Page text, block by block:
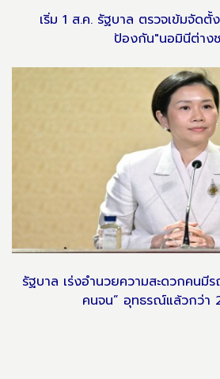
เริ่ม 1 ส.ค. รัฐบาล ตรวจเข้มจัด
ป้องกัน"นอมินีต่าง
รัฐบาล เร่งอำนวยความสะดวกคนมี
คนจน” อุทธรณ์แล้วกว่า